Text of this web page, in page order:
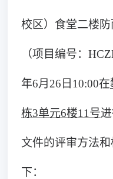
校区）食堂二楼防
（项目编号：
年6月26日10:00在
栋3单元6楼11号
文件的评审方法
下：